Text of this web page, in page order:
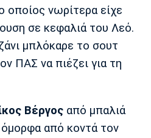
οποίος νωρίτερα είχε
σε κεφαλιά του Λεό.
μπλόκαρε το σουτ
ΠΑΣ να πιέζει για τη
Βέργος από μπαλιά
από κοντά τον